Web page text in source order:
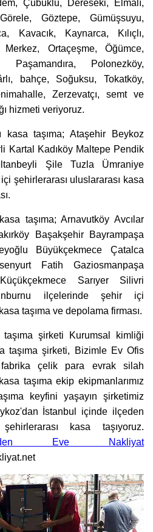
Çubuklu, Dereseki, Elmalı,
Göztepe, Gümüşsuyu,
Kavacık, Kaynarca, Kılıçlı,
Ortaçeşme, Öğümce,
Paşamandıra, Polonezköy,
bahçe, Soğuksu, Tokatköy,
Zerzevatçı, semt ve
hizmeti veriyoruz.
kasa taşıma; Ataşehir Beykoz
Kartal Kadıköy Maltepe Pendik
Şile Tuzla Ümraniye
şehirlerarası uluslararası kasa
taşıma; Arnavutköy Avcılar
Başakşehir Bayrampaşa
Büyükçekmece Çatalca
Fatih Gaziosmanpaşa
Sarıyer Silivri
ilçelerinde şehir içi
taşıma ve depolama firması.
şirketi Kurumsal kimliği
taşıma şirketi, Bizimle Ev Ofis
çelik para evrak silah
taşıma ekip ekipmanlarımız
keyfini yaşayın şirketimiz
İstanbul içinde ilçeden
kasa taşıyoruz.
Eve Nakliyat